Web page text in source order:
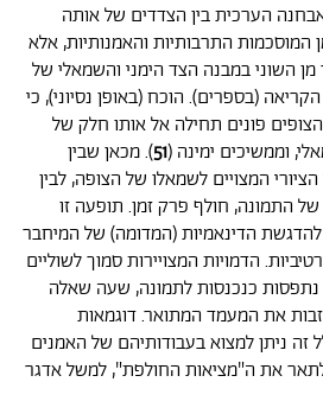
הערכית בין הצדדים של אותה
התרבותיות והאמנותיות, אלא
השוני במבנה הצד הימני והשמאלי של
(בספרים). הוכח (באופן נסיוני), כי
פונים תחילה אל אותו חלק של
וממשיכים ימינה (51). מכאן שבין
המצויים לשמאלו של הצופה, לבין
התמונה, חולף פרק זמן. תופעה זו
להדגשת הדינאמיות (המדומה) של המיחבר
הדמויות המצויירות סמוך לשוליים
כנכנסות לתמונה, שעה שאלה
את המעמד המתואר. דוגמאות
ניתן למצוא בעבודותיהם של האמנים
את ה"מציאות החולפת", למשל אדגר